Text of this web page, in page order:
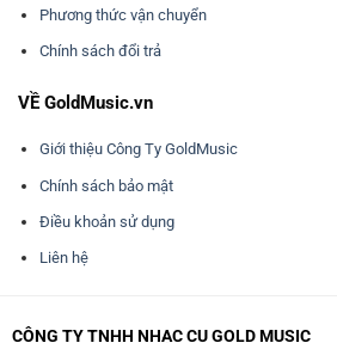
Phương thức vận chuyển
Chính sách đổi trả
VỀ GoldMusic.vn
Giới thiệu Công Ty GoldMusic
Chính sách bảo mật
Điều khoản sử dụng
Liên hệ
CÔNG TY TNHH NHẠC CỤ GOLD MUSIC